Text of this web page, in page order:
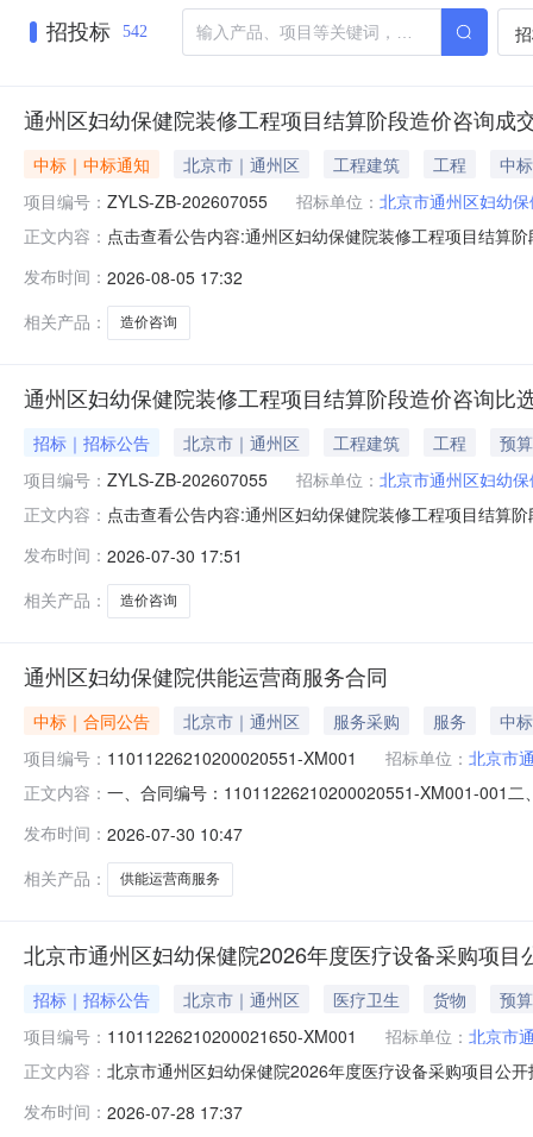
招投标 542
通州区妇幼保健院装修工程项目结算阶段造价咨询成
中标｜中标通知 北京市｜通州区 工程建筑 工程
中
项目编号： ZYLS-ZB-202607055 招标单位： 北京市通州区妇幼
正文内容： 点击查看公告内容:通州区妇幼保健院装修工程项目结算
发布时间： 2026-08-05 17:32
相关产品：
造价咨询
通州区妇幼保健院装修工程项目结算阶段造价咨询比
招标｜招标公告 北京市｜通州区 工程建筑 工程
预
项目编号： ZYLS-ZB-202607055 招标单位： 北京市通州区妇幼
正文内容： 点击查看公告内容:通州区妇幼保健院装修工程项目结算
发布时间： 2026-07-30 17:51
相关产品：
造价咨询
通州区妇幼保健院供能运营商服务合同
中标｜合同公告 北京市｜通州区 服务采购 服务
中
项目编号： 11011226210200020551-XM001 招标单位： 北京市
正文内容： 一、合同编号：11011226210200020551-XM001-001
京睿宇工程技术有限公司地址：详见合同附件联系方式
发布时间： 2026-07-30 10:47
相关产品：
供能运营商服务
北京市通州区妇幼保健院2026年度医疗设备采购项目
招标｜招标公告 北京市｜通州区 医疗卫生 货物
预
项目编号： 11011226210200021650-XM001 招标单位： 北京市
正文内容： 北京市通州区妇幼保健院2026年度医疗设备采购项目公
2026年度医疗设备采购项目预算金额：445.836万元（
发布时间： 2026-07-28 17:37